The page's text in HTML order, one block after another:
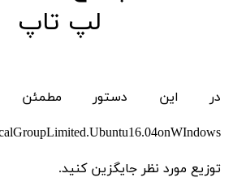
در این دستور مطمئن
توزیع مورد نظر جایگزین کنید.